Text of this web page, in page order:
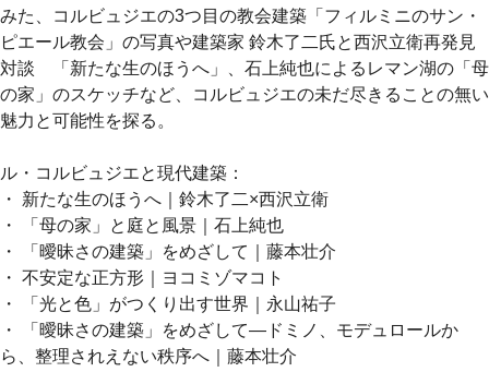
みた、コルビュジエの3つ目の教会建築「フィルミニのサン・
ピエール教会」の写真や建築家 鈴木了二氏と西沢立衛再発見
対談 「新たな生のほうへ」、石上純也によるレマン湖の「母
の家」のスケッチなど、コルビュジエの未だ尽きることの無い
魅力と可能性を探る。
ル・コルビュジエと現代建築：
・ 新たな生のほうへ｜鈴木了二×西沢立衛
・ 「母の家」と庭と風景｜石上純也
・ 「曖昧さの建築」をめざして｜藤本壮介
・ 不安定な正方形｜ヨコミゾマコト
・ 「光と色」がつくり出す世界｜永山祐子
・ 「曖昧さの建築」をめざして―ドミノ、モデュロールか
ら、整理されえない秩序へ｜藤本壮介